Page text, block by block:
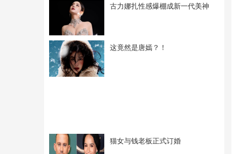
古力娜扎性感爆棚成新一代美神
这竟然是唐嫣？！
猫女与钱老板正式订婚